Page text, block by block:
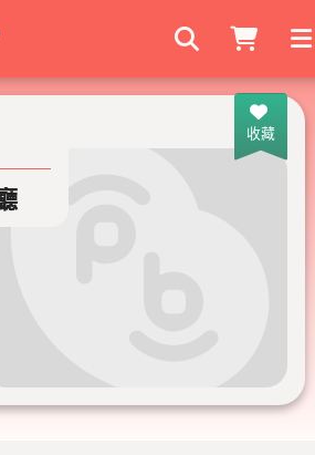
搜尋商家
收藏